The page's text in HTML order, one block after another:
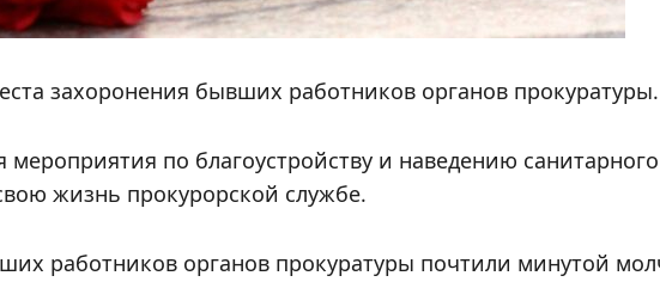
захоронения бывших работников органов прокуратуры.
по благоустройству и наведению
жизнь прокурорской службе.
работников органов прокуратуры почтили минутой